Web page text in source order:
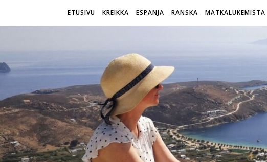
ETUSIVU KREIKKA ESPANJA RANSKA MATKALUKEMISTA